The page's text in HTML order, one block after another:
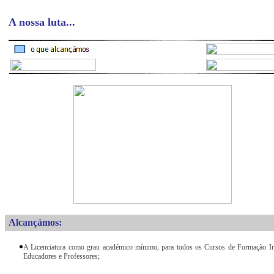
A nossa luta...
Alcançámos:
A Licenciatura como grau académico mínimo, para todos os Cursos de Formação
Educadores e Professores;